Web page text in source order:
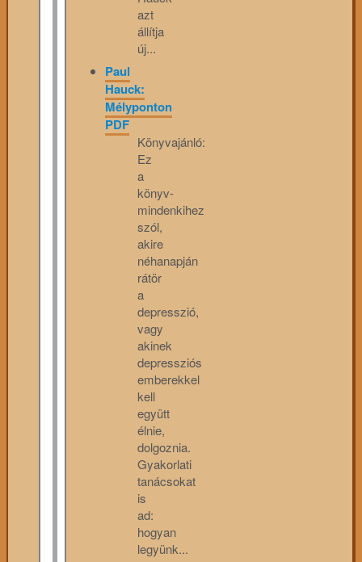
azt
állítja
új...
Paul
Hauck:
Mélyponton
PDF
Könyvajánló:
Ez
a
könyv­
mindenkihez
szól,
akire
néhanapján
rátör
a
depresszió,
vagy
akinek
depressziós
emberekkel
kell
együtt
élnie,
dolgoznia.
Gyakorlati
tanácsokat
is
ad:
hogyan
legyünk...